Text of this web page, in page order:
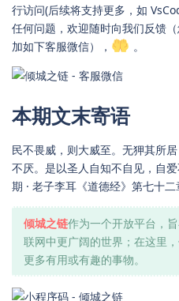
行访问(后续将支持更多，如
任何问题，欢迎随时向我们反馈
加如下客服微信），
。
本期文末寄语
民不畏威，则大威至。无狎其所
不厌。是以圣人自知不自见，自
期 · 老子李耳《道德经》第七十二
倾城之链作为一个开放平台，
联网中更广阔的世界；在这里
更多有用或有趣的事物。